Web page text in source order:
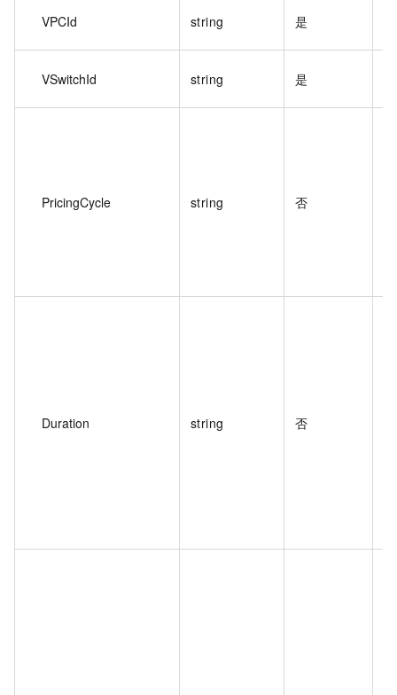
VPCId string 是
VSwitchId string 是
PricingCycle string 否
Duration string 否